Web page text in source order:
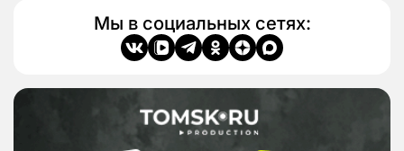
Мы в социальных сетях: